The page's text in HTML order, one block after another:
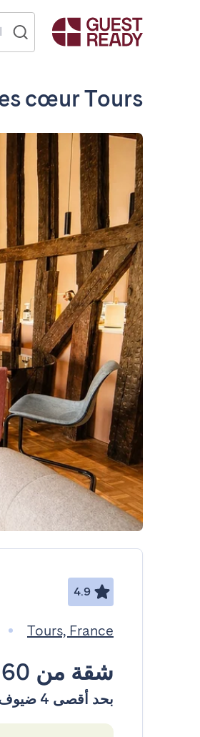
cœur Tours
4.9
Tours, France
شقة من 60 م²
بحد أقصى 4 ضيوف • رقم الطابق 1 • لا مصعد